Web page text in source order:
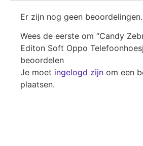
Er zijn nog geen beoordelingen.
Wees de eerste om “Candy
Editon Soft Oppo
beoordelen
Je moet ingelogd zijn om een
plaatsen.